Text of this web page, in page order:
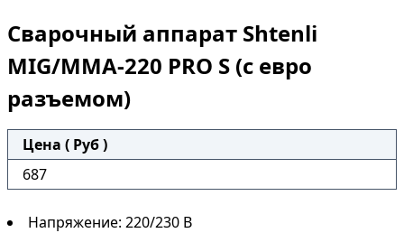
Сварочный аппарат Shtenli
MIG/MMA-220 PRO S (с евро
разъемом)
Цена ( Руб )
687
Напряжение: 220/230 В